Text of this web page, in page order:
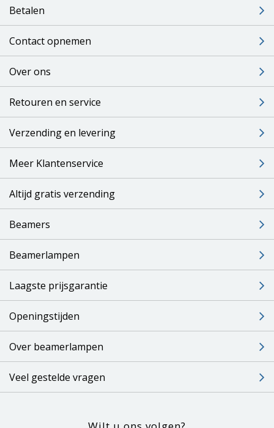
Betalen
Contact opnemen
Over ons
Retouren en service
Verzending en levering
Meer Klantenservice
Altijd gratis verzending
Beamers
Beamerlampen
Laagste prijsgarantie
Openingstijden
Over beamerlampen
Veel gestelde vragen